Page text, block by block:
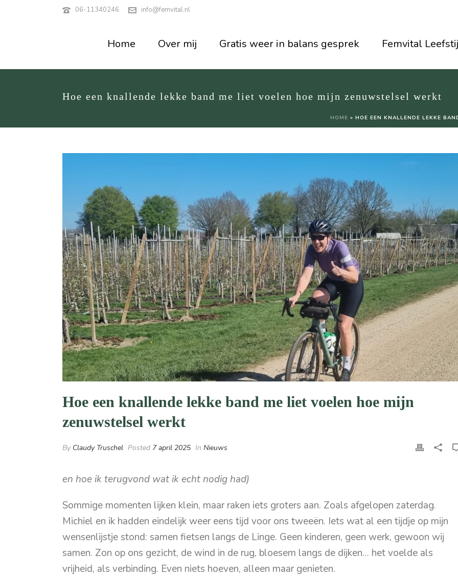
06-11340246 info@femvital.nl
Home Over mij Gratis weer in balans gesprek Femvital
Hoe een knallende lekke band me liet voelen hoe mijn zenuwstelsel werkt
HOME » HOE EEN KNALLENDE LEKKE
Hoe een knallende lekke band me liet voelen hoe mijn
zenuwstelsel werkt
By Claudy Truschel Posted 7 april 2025 In Nieuws
en hoe ik terugvond wat ik echt nodig had)
Sommige momenten lijken klein, maar raken iets groters aan. Zoals afgelopen zaterdag.
Michiel en ik hadden eindelijk weer eens tijd voor ons tweeën. Iets wat al een tijdje op mijn
wensenlijstje stond: samen fietsen langs de Linge. Geen kinderen, geen werk, gewoon wij
samen. Zon op ons gezicht, de wind in de rug, bloesem langs de dijken… het voelde als
vrijheid, als verbinding. Even niets hoeven, alleen maar genieten.